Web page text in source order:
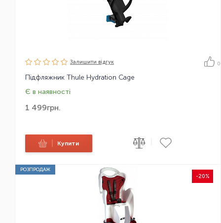
Залишити вiдгук 0
Підфляжник Thule Hydration Cage
Є в наявності
1 499грн.
Купити
РОЗПРОДАЖ
-20%